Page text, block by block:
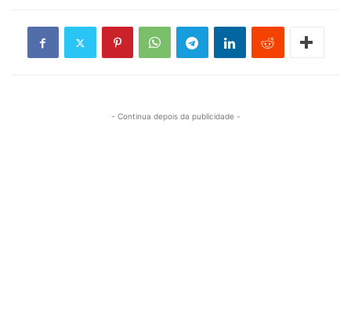
- Continua depois da publicidade -